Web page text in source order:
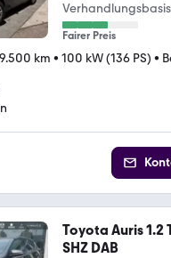
Verhandlungsbasis
Fairer Preis
km • 100 kW (136 PS) •
Toyota Auris 1.2
SHZ DAB